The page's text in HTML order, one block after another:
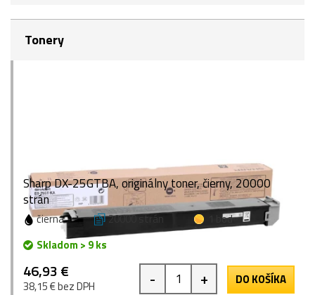
Tonery
Sharp DX-25GTBA, originálny toner, čierny, 20000
strán
čierna 20000 strán
1 bod
Skladom > 9 ks
46,93 €
38,15 € bez DPH - + DO KOŠÍKA